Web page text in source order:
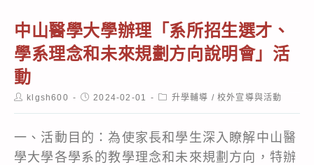
中山醫學大學辦理「系所招生選才、
學系理念和未來規劃方向說明會」活
動
Postklgsh600
Post2024-02-01
Post升學輔導 / 校外宣導與活動
一、活動目的：為使家長和學生深入瞭解中山醫
學大學各學系的教學理念和未來規劃方向，特辦